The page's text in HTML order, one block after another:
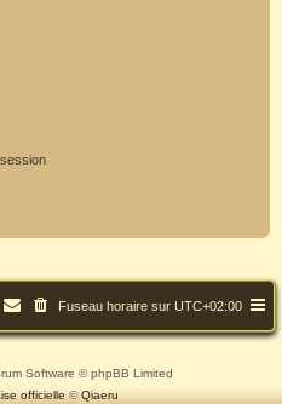
Fuseau horaire sur UTC+02:00
Software © phpBB Limited
officielle ©Qiaeru